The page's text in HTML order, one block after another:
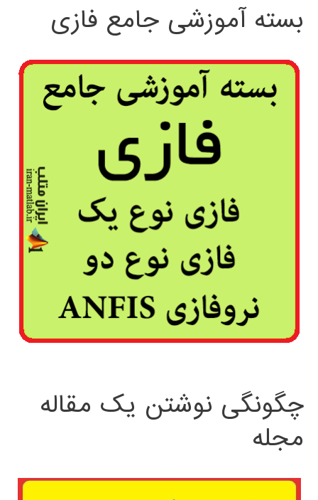
بسته آموزشی جامع فازی
چگونگی نوشتن یک مقاله
مجله